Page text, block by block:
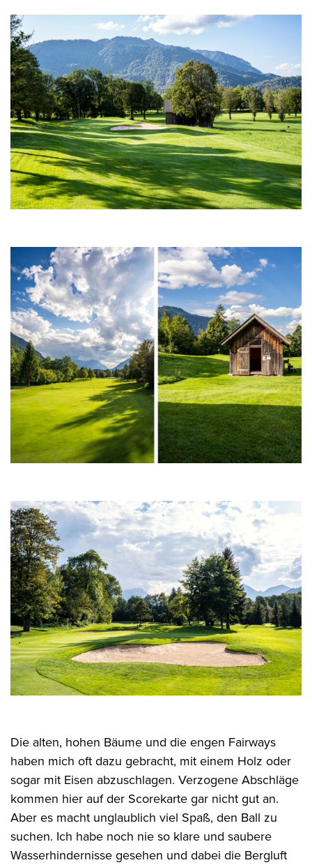
Die alten, hohen Bäume und die engen Fairways
haben mich oft dazu gebracht, mit einem Holz oder
sogar mit Eisen abzuschlagen. Verzogene Abschläge
kommen hier auf der Scorekarte gar nicht gut an.
Aber es macht unglaublich viel Spaß, den Ball zu
suchen. Ich habe noch nie so klare und saubere
Wasserhindernisse gesehen und dabei die Bergluft